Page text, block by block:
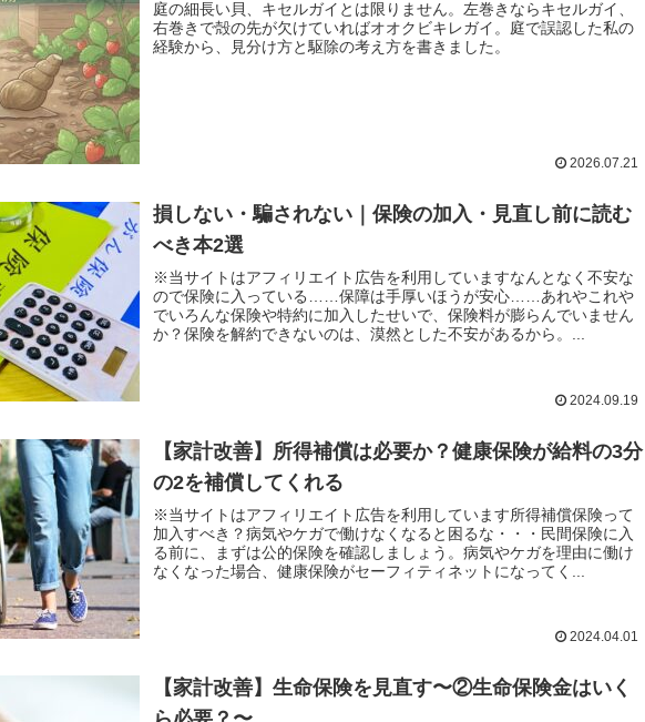
庭の細長い貝、キセルガイとは限りません。左巻きならキセルガイ、
右巻きで殻の先が欠けていればオオクビキレガイ。庭で誤認した私の
経験から、見分け方と駆除の考え方を書きました。
2026.07.21
損しない・騙されない｜保険の加入・見直し前に読む
べき本2選
※当サイトはアフィリエイト広告を利用していますなんとなく不安な
ので保険に入っている……保障は手厚いほうが安心……あれやこれや
でいろんな保険や特約に加入したせいで、保険料が膨らんでいません
か？保険を解約できないのは、漠然とした不安があるから。...
2024.09.19
【家計改善】所得補償は必要か？健康保険が給料の3分
の2を補償してくれる
※当サイトはアフィリエイト広告を利用しています所得補償保険って
加入すべき？病気やケガで働けなくなると困るな・・・民間保険に入
る前に、まずは公的保険を確認しましょう。病気やケガを理由に働け
なくなった場合、健康保険がセーフィティネットになってく...
2024.04.01
【家計改善】生命保険を見直す〜②生命保険金はいく